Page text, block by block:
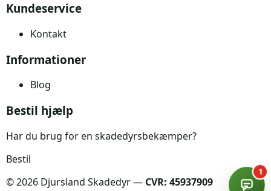
Kundeservice
Kontakt
Informationer
Blog
Bestil hjælp
Har du brug for en skadedyrsbekæmper?
Bestil
©2026 Djursland Skadedyr — CVR: 45937909
1